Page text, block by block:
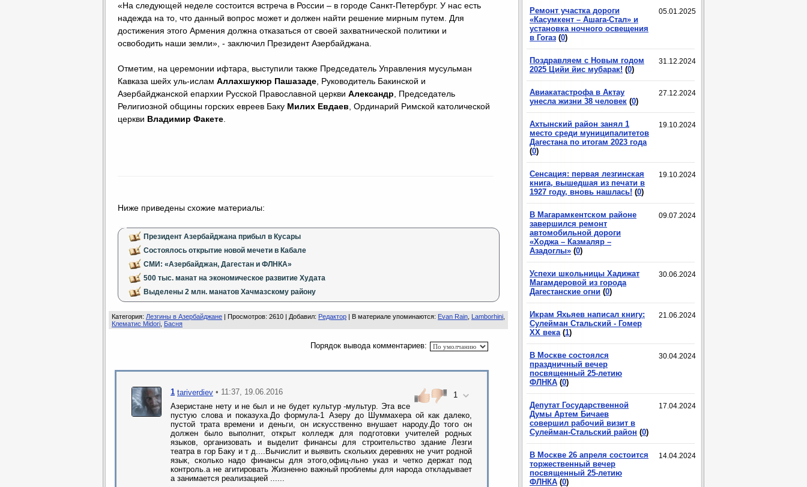
05.01.2025
Ремонт участка дороги
«Касумкент – Ашага-Стал» и
установка ночного освещения
в Гогаз (0)
31.12.2024
Поздравляем с Новым годом
2025 Цийи йис мубарак! (0)
27.12.2024
Авиакатастрофа в Актау
унесла жизни 38 человек (0)
19.10.2024
Ахтынский район занял 1
место среди муниципалитетов
Дагестана по итогам 2023 года
(0)
19.10.2024
Сенсация: первая лезгинская
книга, вышедшая из печати в
1927 году, вновь нашлась! (0)
09.07.2024
В Магарамкентском районе
завершился ремонт
автомобильной дороги
«Ходжа – Казмаляр –
Азадоглы» (0)
30.06.2024
Успехи школьницы Хадижат
Магамдеровой из города
Дагестанские огни (0)
21.06.2024
Икрам Яхьяев написал книгу:
Сулейман Стальский - Гомер
XX века (1)
30.04.2024
В Москве состоялся
праздничный вечер
посвященный 25-летию
ФЛНКА (0)
17.04.2024
Депутат Государственной
Думы Артем Бичаев
совершил рабочий визит в
Сулейман-Стальский район (0)
14.04.2024
В Москве 26 апреля состоится
торжественный вечер
посвященный 25-летию
ФЛНКА (0)
«На следующей неделе состоится встреча в России – в городе Санкт-Петербург. У нас есть
надежда на то, что данный вопрос может и должен найти решение мирным путем. Для
достижения этого Армения должна отказаться от своей захватнической политики и
освободить наши земли», - заключил Президент Азербайджана.
Отметим, на церемонии ифтара, выступили также Председатель Управления мусульман
Кавказа шейх уль-ислам Аллахшукюр Пашазаде , Руководитель Бакинской и
Азербайджанской епархии Русской Православной церкви Александр , Председатель
Религиозной общины горских евреев Баку Милих Евдаев , Ординарий Римской католической
церкви Владимир Факете
Ниже приведены схожие материалы:
Президент Азербайджана прибыл в Кусары
Состоялось открытие новой мечети в Кабале
СМИ: «Азербайджан, Дагестан и ФЛНКА»
500 тыс. манат на экономическое развитие Худата
Выделены 2 млн. манатов Хачмазскому району
Категория: Лезгины в Азербайджане | Просмотров: 2610 | Добавил: Редактор | В материале упоминаются: Evan Rain Lamborhini
Клематис Midori Басня
Порядок вывода комментариев:
1
1 tariverdiev • 11:37, 19.06.2016
Азеристане нету и не был и не будет культур -мультур. Эта все
пустую слова и показуха.До формула-1 Азеру до Шуммахера ой как далеко,
пустой трата времени и деньги, он искусственно внушает народу.До того он
должен было выполнит, открыт колледж для подготовки учителей родных
языков, организовать и выделит финансы для строительство здание Лезги
театра в гор Баку и т д....Вычислит и выявить скольких деревнях не учит родной
язык, сколько надо финансы для этого,офиц-льно указ и четко держат под
контроль.а не агитировать Жизненно важный проблемы для народа откладывает
а занимается реализацией ......